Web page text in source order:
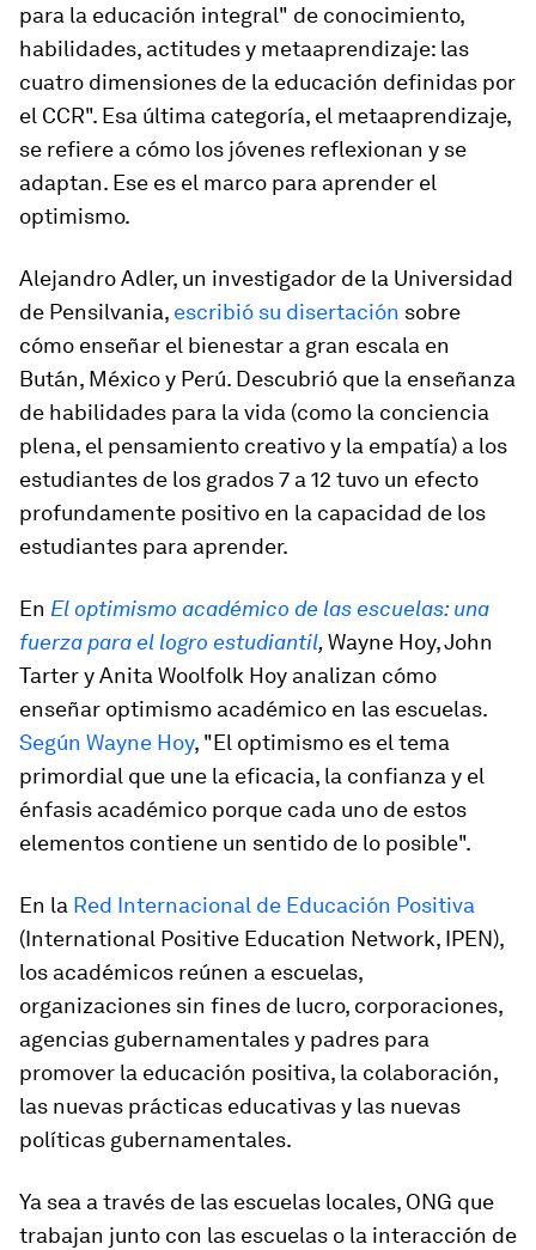
para la educación integral" de conocimiento,
habilidades, actitudes y metaaprendizaje: las
cuatro dimensiones de la educación definidas por
el CCR". Esa última categoría, el metaaprendizaje,
se refiere a cómo los jóvenes reflexionan y se
adaptan. Ese es el marco para aprender el
optimismo.
Alejandro Adler, un investigador de la Universidad
de Pensilvania, escribió su disertación sobre
cómo enseñar el bienestar a gran escala en
Bután, México y Perú. Descubrió que la enseñanza
de habilidades para la vida (como la conciencia
plena, el pensamiento creativo y la empatía) a los
estudiantes de los grados 7 a 12 tuvo un efecto
profundamente positivo en la capacidad de los
estudiantes para aprender.
En El optimismo académico de las escuelas: una
fuerza para el logro estudiantil,Wayne Hoy, John
Tarter y Anita Woolfolk Hoy analizan cómo
enseñar optimismo académico en las escuelas.
Según Wayne Hoy, "El optimismo es el tema
primordial que une la eficacia, la confianza y el
énfasis académico porque cada uno de estos
elementos contiene un sentido de lo posible".
En la Red Internacional de Educación Positiva
(International Positive Education Network, IPEN),
los académicos reúnen a escuelas,
organizaciones sin fines de lucro, corporaciones,
agencias gubernamentales y padres para
promover la educación positiva, la colaboración,
las nuevas prácticas educativas y las nuevas
políticas gubernamentales.
Ya sea a través de las escuelas locales, ONG que
trabajan junto con las escuelas o la interacción de